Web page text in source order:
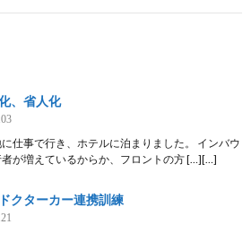
、省人化
仕事で行き、ホテルに泊まりました。 インバウ
者が増えているからか、フロントの方 […][…]
クターカー連携訓練